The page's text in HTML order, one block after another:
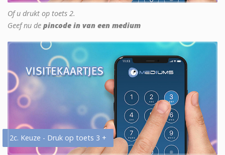
Of u drukt op toets 2.
Geef nu de pincode in van een medium
2c. Keuze - Druk op toets 3 +